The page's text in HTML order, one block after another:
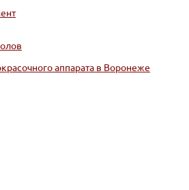
аппарата в Воронеже